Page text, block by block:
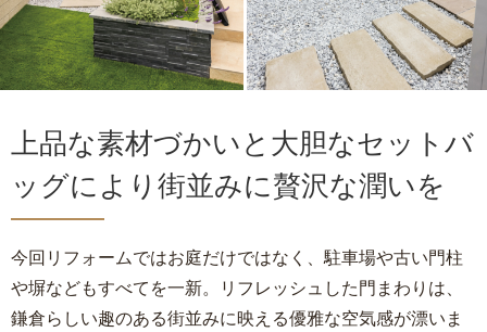
上品な素材づかいと大胆なセットバ
ッグにより街並みに贅沢な潤いを
今回リフォームではお庭だけではなく、駐車場や古い門柱
や塀などもすべてを一新。リフレッシュした門まわりは、
鎌倉らしい趣のある街並みに映える優雅な空気感が漂いま